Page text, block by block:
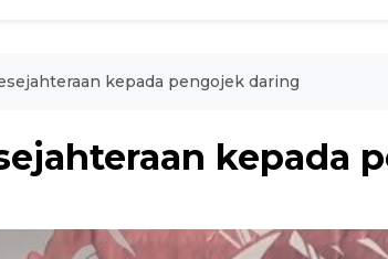
kepada pengojek daring
kepada